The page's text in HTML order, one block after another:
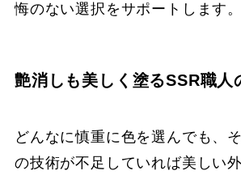
悔のない選択をサポートします。
艶消しも美しく塗るSSR職人
どんなに慎重に色を選んでも、
の技術が不足していれば美しい